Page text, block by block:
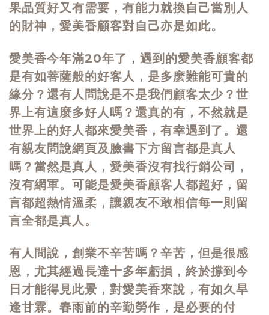
果品質好又有需要，有能力就換自己當別人
的財神，愛美香顧客對自己亦是如此。
愛美香今年滿20年了，遇到的愛美香顧客都
是有如菩薩般的好客人，是多麽難能可貴的
緣分？還有人問說是不是我們顧客太少？世
界上有這麼多好人嗎？還真的有，不然就是
世界上的好人都來愛美香，有幸遇到了。還
有親友問說網頁及臉書下方留言都是真人
嗎？當然是真人，愛美香沒有找行銷公司，
沒有網軍。可能是愛美香顧客人都超好，留
言都超熱情溫柔，讓親友不敢相信每一則留
言全都是真人。
有人問說，創業不辛苦嗎？辛苦，但是很感
恩，尤其經過長達十多年虧損，終於撐到今
日才能得見此景，對愛美香來說，有如久旱
逢甘霖。春雨前的辛勤勞作，是必要的付